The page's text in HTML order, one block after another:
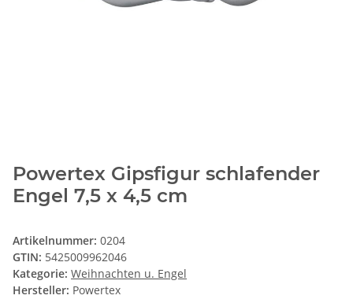
Powertex Gipsfigur schlafender
Engel 7,5 x 4,5 cm
Artikelnummer: 0204
GTIN: 5425009962046
Kategorie: Weihnachten u. Engel
Hersteller: Powertex